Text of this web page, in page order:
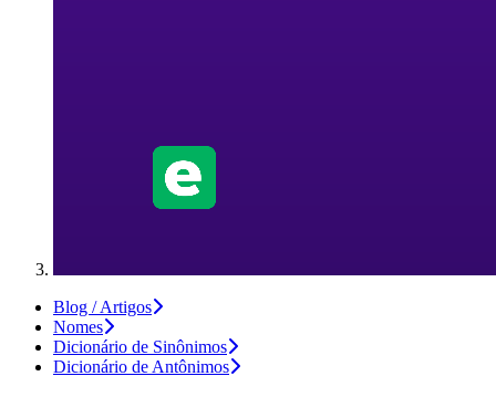
Blog / Artigos
Nomes
Dicionário de Sinônimos
Dicionário de Antônimos